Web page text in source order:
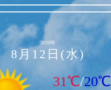
2026年
8月12日(水)
31℃/20℃